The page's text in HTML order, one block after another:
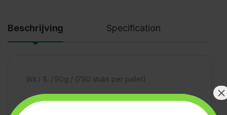
Beschrijving Specification
Wit / 1L / 90g / (790 stuks per pallet)
×